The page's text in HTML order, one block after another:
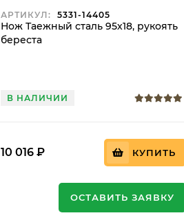
АРТИКУЛ: 5331-14405
Нож Таежный сталь 95х18, рукоять
береста
В НАЛИЧИИ
10 016 ₽ КУПИТЬ
ОСТАВИТЬ ЗАЯВКУ